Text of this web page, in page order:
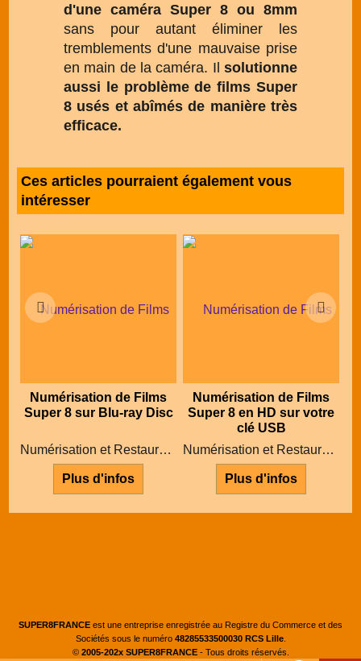
d'une caméra Super 8 ou 8mm
sans pour autant éliminer les
tremblements d'une mauvaise prise
en main de la caméra. Il solutionne
aussi le problème de films Super
8 usés et abîmés de manière très
efficace.
Ces articles pourraient également vous
intéresser
Numérisation de Films
Super 8 sur Blu-ray Disc
Numérisation et Restauration de films Super 8 sur Blu-ray Disc
Plus d'infos
Numérisation de Films
Super 8 en HD sur votre
clé USB
Numérisation et Restauration de films Super 8 et 8mm en Haute Définition sur votre clé USB
Plus d'infos
SUPER8FRANCE est une entreprise enregistrée au Registre du Commerce et des
Sociétés sous le numéro 48285533500030 RCS Lille.
© 2005-202x SUPER8FRANCE- Tous droits réservés.